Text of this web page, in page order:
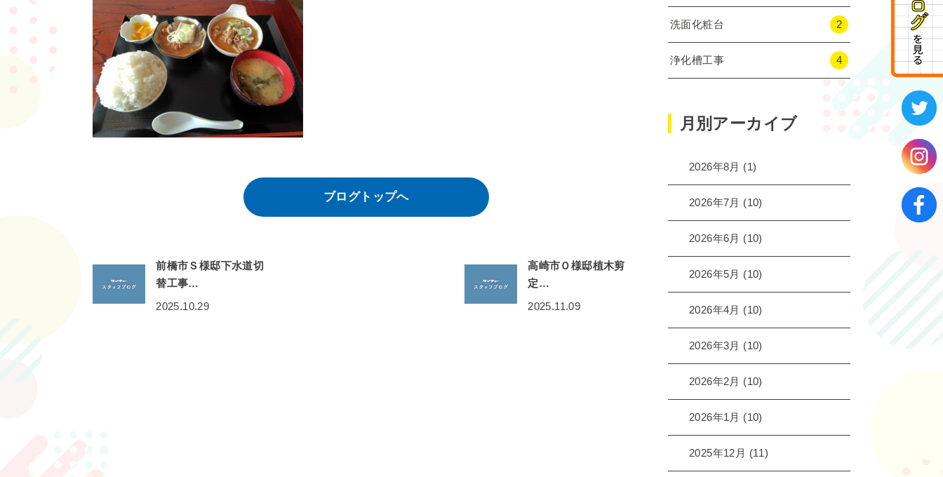
ブログトップへ
前橋市Ｓ様邸下水道切
替工事…
2025.10.29
高崎市Ｏ様邸植木剪
定…
2025.11.09
洗面化粧台 2
浄化槽工事 4
月別アーカイブ
2026年8月 (1)
2026年7月 (10)
2026年6月 (10)
2026年5月 (10)
2026年4月 (10)
2026年3月 (10)
2026年2月 (10)
2026年1月 (10)
2025年12月 (11)